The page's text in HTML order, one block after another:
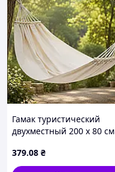
Гамак туристический
двухместный 200 x 80 см
кресло-гамак садовый
379.08 ₴